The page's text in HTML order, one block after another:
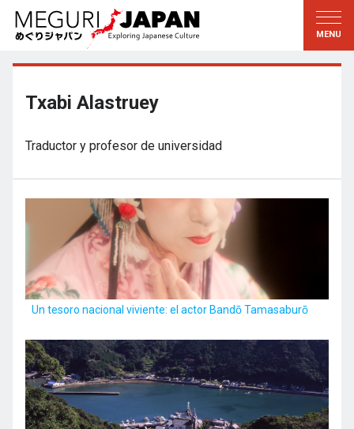
Explorar las regiones
Edo・Tokio
Koshin’etsu
Kinki
Kioto・Nara
Kyushu
Descubrir la cultura
Tradiciones
Arte
Artesanía
Naturaleza
Temporadas y formas de
vida
Txabi Alastruey
Traductor y profesor de universidad
Un tesoro nacional viviente: el actor Bandō Tamasaburō